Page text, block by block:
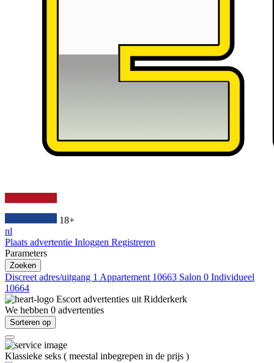
18+
nl
Plaats advertentie Inloggen Registreren
Parameters
Zoeken
Discreet adres/uitgang 1 Appartement 10663 Salon 0 Individueel
10664
Escort advertenties uit Ridderkerk
We hebben 0 advertenties
Sorteren op
Klassieke seks ( meestal inbegrepen in de prijs )